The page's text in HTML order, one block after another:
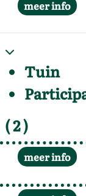
Tuin
( 2 )